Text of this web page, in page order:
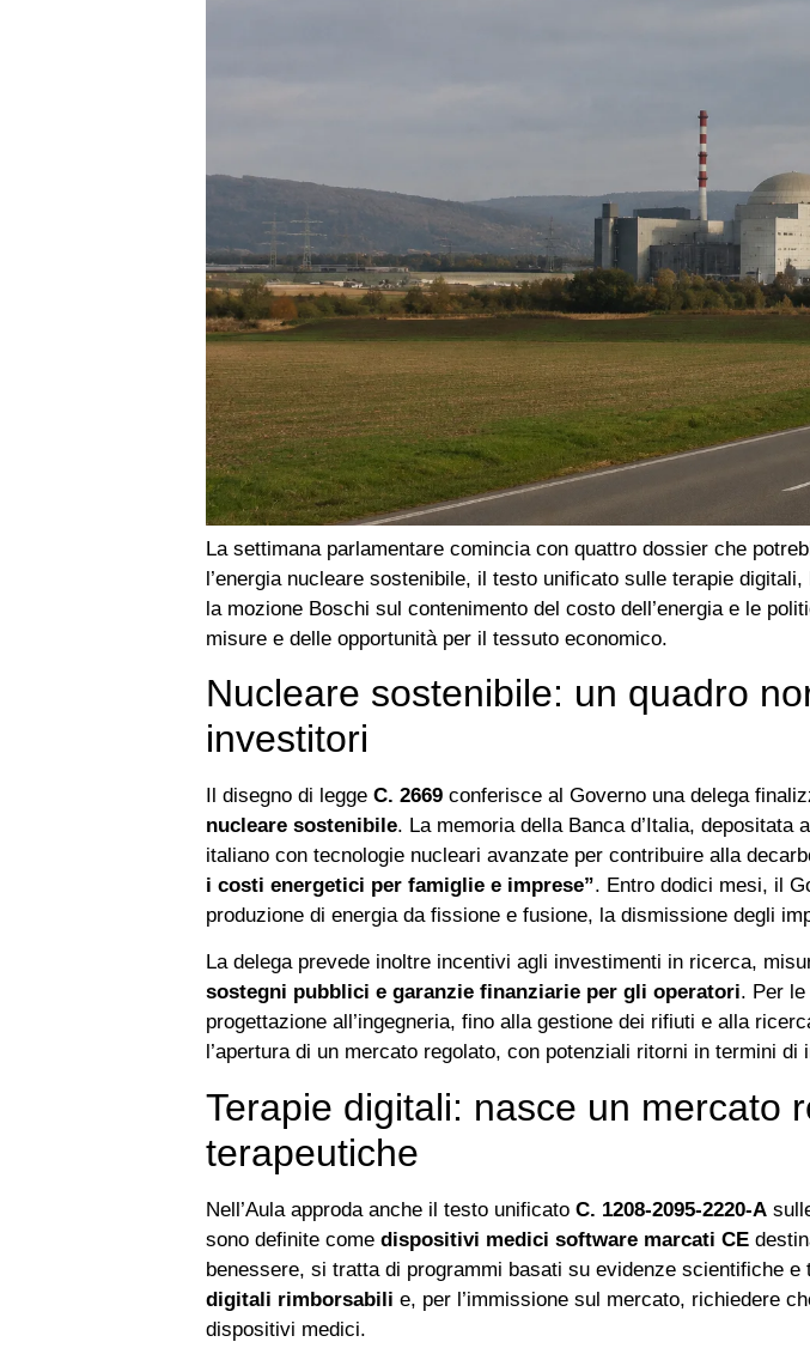
La settimana parlamentare comincia con quattro dossier che
l’energia nucleare sostenibile, il testo unificato sulle terapie
la mozione Boschi sul contenimento del costo dell’energia e le
misure e delle opportunità per il tessuto economico.
Nucleare sostenibile: un quadro
investitori
Il disegno di legge C. 2669 conferisce al Governo una delega
nucleare sostenibile. La memoria della Banca d’Italia,
italiano con tecnologie nucleari avanzate per contribuire alla
i costi energetici per famiglie e imprese”. Entro dodici mesi, il
produzione di energia da fissione e fusione, la dismissione degli
La delega prevede inoltre incentivi agli investimenti in ricerca,
sostegni pubblici e garanzie finanziarie per gli operatori. Per
progettazione all’ingegneria, fino alla gestione dei rifiuti e alla
l’apertura di un mercato regolato, con potenziali ritorni in termini
Terapie digitali: nasce un mercato
terapeutiche
Nell’Aula approda anche il testo unificato C. 1208‑2095‑2220‑A
sono definite come dispositivi medici software marcati CE
benessere, si tratta di programmi basati su evidenze scientifiche
digitali rimborsabili e, per l’immissione sul mercato, richiedere
dispositivi medici.